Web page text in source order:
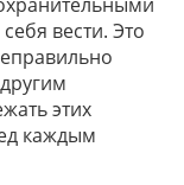
вести. Это
этих
каждым